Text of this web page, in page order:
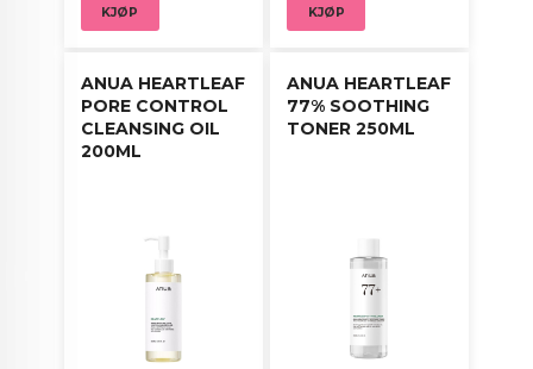
KJØP KJØP
ANUA HEARTLEAF
PORE CONTROL
CLEANSING OIL
200ML
ANUA HEARTLEAF
77% SOOTHING
TONER 250ML